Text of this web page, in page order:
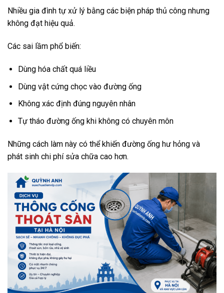
Nhiều gia đình tự xử lý bằng các biện pháp thủ công nhưng
không đạt hiệu quả.
Các sai lầm phổ biến:
Dùng hóa chất quá liều
Dùng vật cứng chọc vào đường ống
Không xác định đúng nguyên nhân
Tự tháo đường ống khi không có chuyên môn
Những cách làm này có thể khiến đường ống hư hỏng và
phát sinh chi phí sửa chữa cao hơn.